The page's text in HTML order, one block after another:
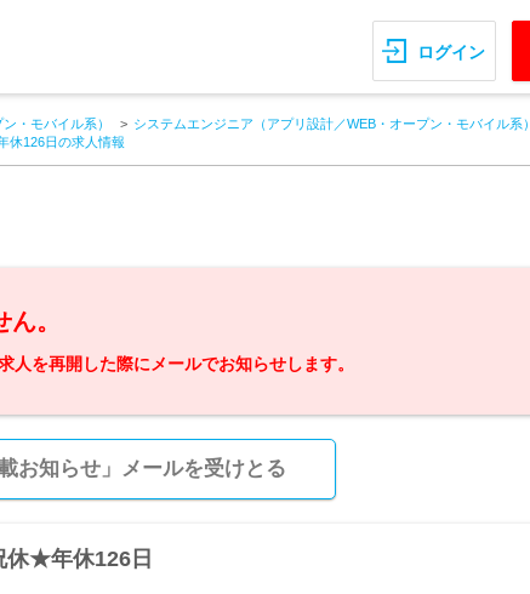
ログイン
・モバイル系） システムエンジニア（アプリ設計／WEB・オープン・モバイル系）
休126日の求人情報
。
人を再開した際にメールでお知らせします。
お知らせ」メールを受けとる
休★年休126日